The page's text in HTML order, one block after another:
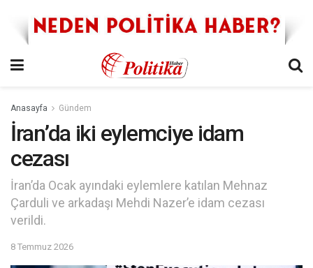
Anasayfa Gündem
İran’da iki eylemciye idam
cezası
İran’da Ocak ayındaki eylemlere katılan Mehnaz
Çarduli ve arkadaşı Mehdi Nazer’e idam cezası
verildi.
8 Temmuz 2026